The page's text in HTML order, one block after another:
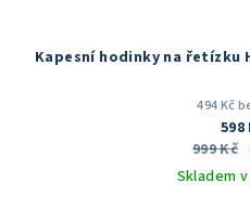
Kapesní hodinky na řetízku
494 Kč
598
999 Kč
Skladem v